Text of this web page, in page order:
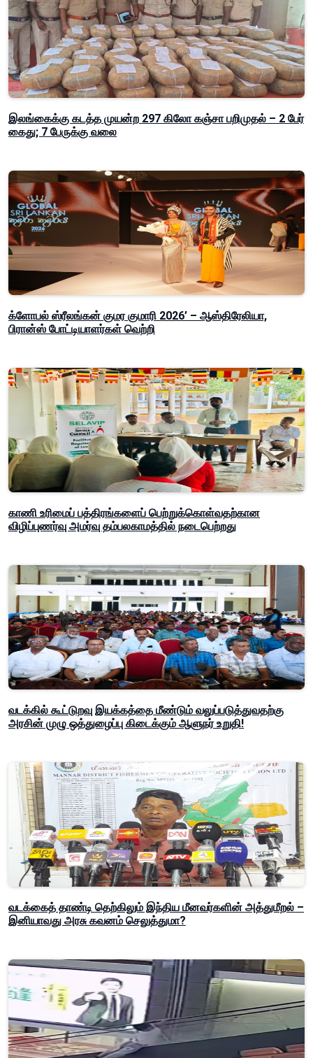
இலங்கைக்கு கடத்த முயன்ற 297 கிலோ கஞ்சா பறிமுதல் – 2 பேர்
கைது; 7 பேருக்கு வலை
க்ளோபல் ஸ்ரீலங்கன் குமர குமாரி 2026’ – ஆஸ்திரேலியா,
பிரான்ஸ் போட்டியாளர்கள் வெற்றி
காணி உரிமைப் பத்திரங்களைப் பெற்றுக்கொள்வதற்கான
விழிப்புணர்வு அமர்வு தம்பலகாமத்தில் நடைபெற்றது
வடக்கில் கூட்டுறவு இயக்கத்தை மீண்டும் வலுப்படுத்துவதற்கு
அரசின் முழு ஒத்துழைப்பு கிடைக்கும் ஆளுநர் உறுதி!
வடக்கைத் தாண்டி தெற்கிலும் இந்திய மீனவர்களின் அத்துமீறல் –
இனியாவது அரசு கவனம் செலுத்துமா?